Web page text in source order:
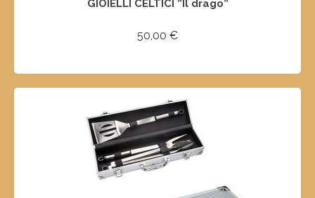
GIOIELLI CELTICI ”Il drago”
50,00 €